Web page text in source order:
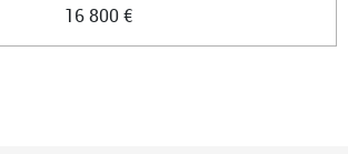
16 800 €